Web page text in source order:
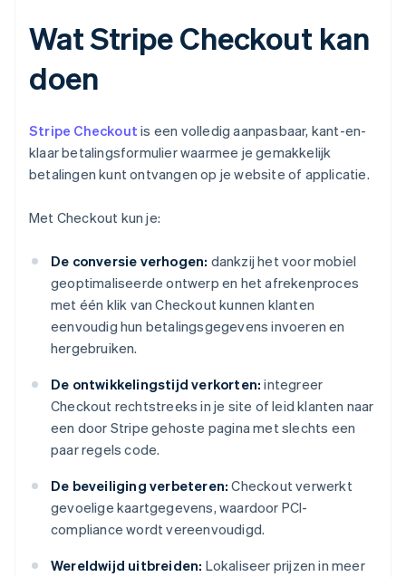
Wat Stripe Checkout kan
doen
Stripe Checkout is een volledig aanpasbaar, kant-en-
klaar betalingsformulier waarmee je gemakkelijk
betalingen kunt ontvangen op je website of applicatie.
Met Checkout kun je:
De conversie verhogen: dankzij het voor mobiel
geoptimaliseerde ontwerp en het afrekenproces
met één klik van Checkout kunnen klanten
eenvoudig hun betalingsgegevens invoeren en
hergebruiken.
De ontwikkelingstijd verkorten: integreer
Checkout rechtstreeks in je site of leid klanten naar
een door Stripe gehoste pagina met slechts een
paar regels code.
De beveiliging verbeteren: Checkout verwerkt
gevoelige kaartgegevens, waardoor PCI-
compliance wordt vereenvoudigd.
Wereldwijd uitbreiden: Lokaliseer prijzen in meer